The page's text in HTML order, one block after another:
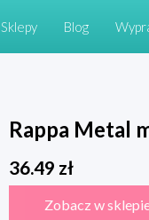
Sklepy Blog
Rappa Metal
36.49 zł
Zobacz w